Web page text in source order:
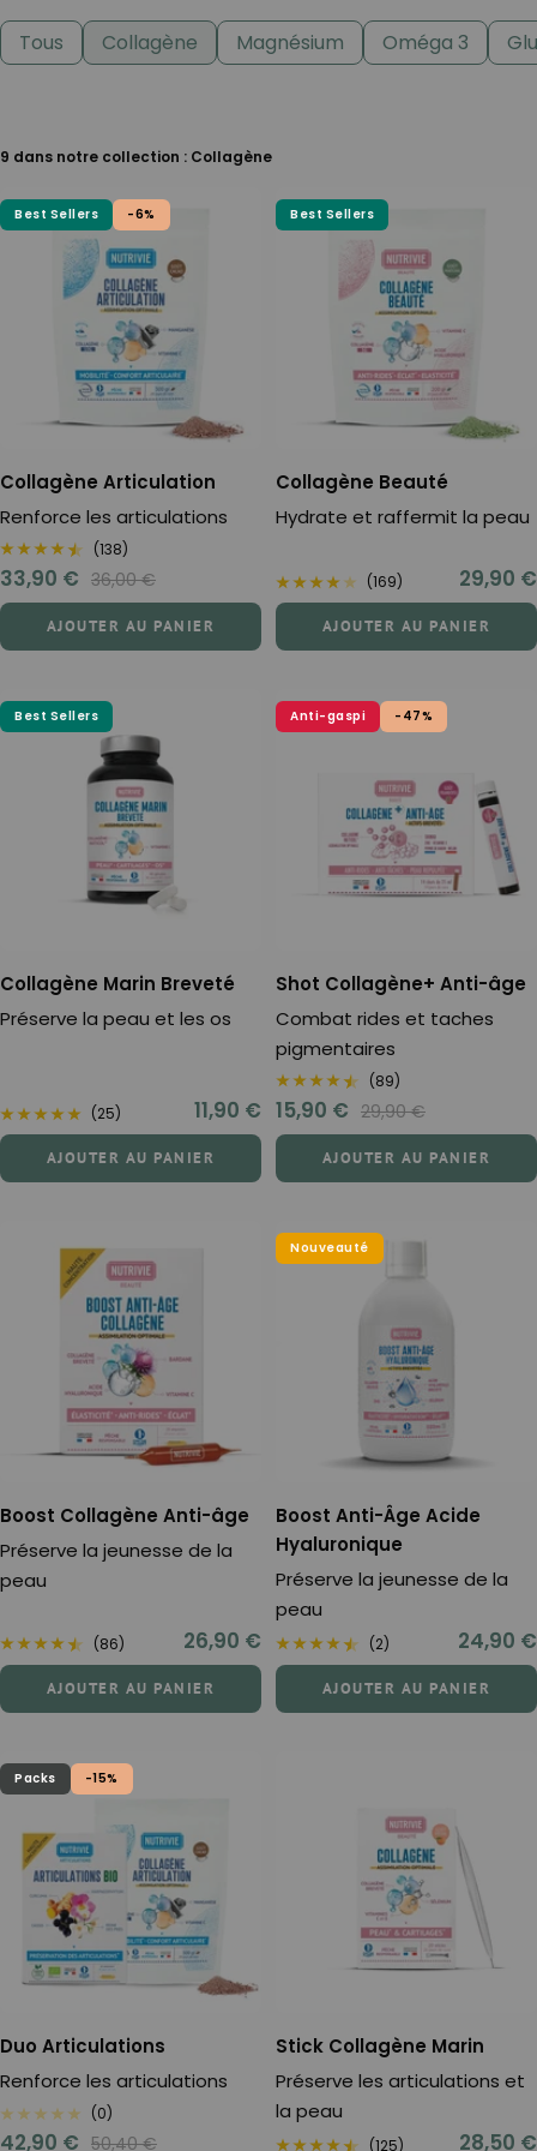
Tous Collagène Magnésium Oméga 3
9 dans notre collection : Collagène
Best Sellers -6%
Collagène Articulation
Renforce les articulations
(138)
Prix
de
vente
33,90 € Prix
normal
36,00 €
AJOUTER AU PANIER
Best Sellers
Collagène Beauté
Hydrate et raffermit la peau
(169)
Prix
de
vente
29,90 €
AJOUTER AU PANIER
Best Sellers
Collagène Marin Breveté
Préserve la peau et les os
(25)
Prix
de
vente
11,90 €
AJOUTER AU PANIER
Anti-gaspi -47%
Shot Collagène+ Anti-âge
Combat rides et taches
pigmentaires
(89)
Prix
de
vente
15,90 € Prix
normal
29,90 €
AJOUTER AU PANIER
Boost Collagène Anti-âge
Préserve la jeunesse de la
peau
(86)
Prix
de
vente
26,90 €
AJOUTER AU PANIER
Nouveauté
Boost Anti-Âge Acide
Hyaluronique
Préserve la jeunesse de la
peau
(2)
Prix
de
vente
24,90 €
AJOUTER AU PANIER
Packs -15%
Duo Articulations
Renforce les articulations
(0)
Prix
42,90 € Prix
50,40 €
Stick Collagène Marin
Préserve les articulations et
la peau
(125) Prix
28,50 €